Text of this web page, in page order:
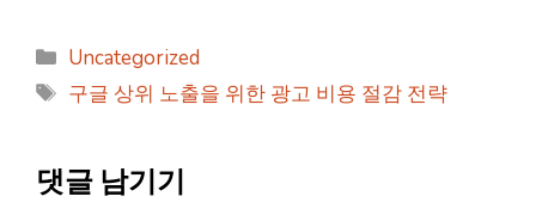
카
테
Uncategorized
태
구글 상위 노출을 위한 광고 비용 절감 전략
댓글 남기기